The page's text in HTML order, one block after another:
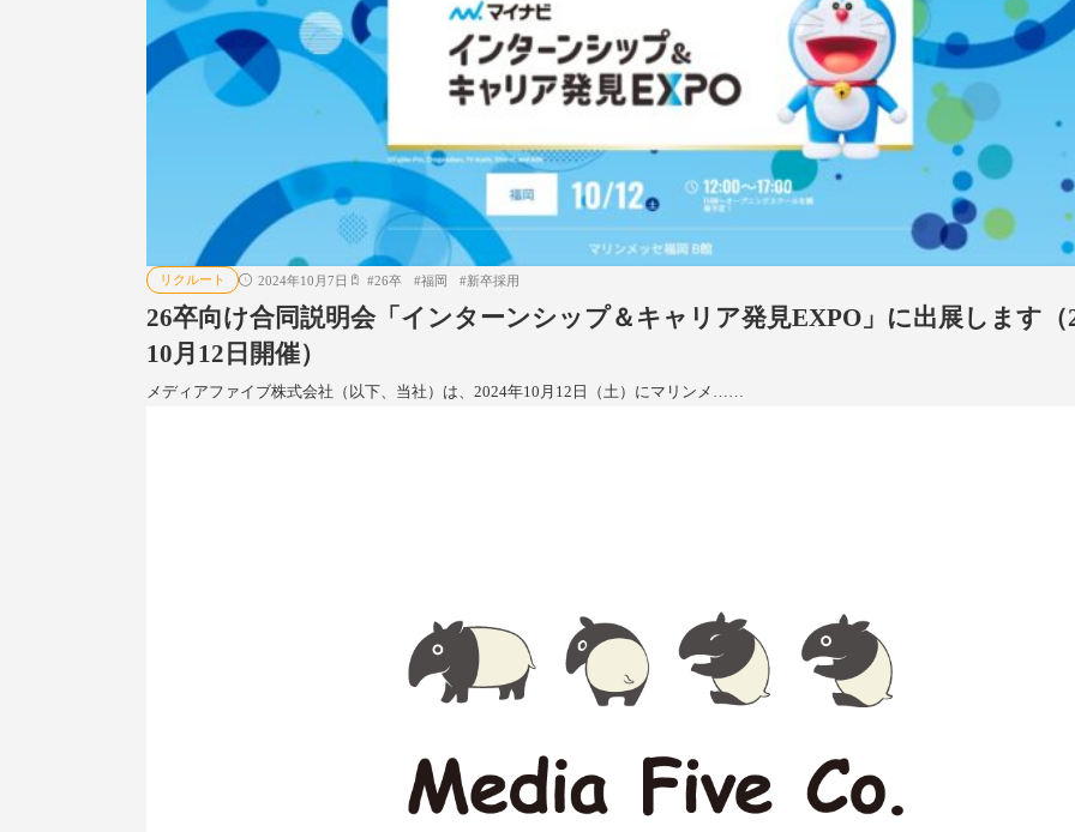
リクルート 2024年10月7日 #26卒 #福岡 #新卒採用
26卒向け合同説明会「インターンシップ＆キャリア発見EXPO」に出展します（
10月12日開催）
メディアファイブ株式会社（以下、当社）は、2024年10月12日（土）にマリンメ……